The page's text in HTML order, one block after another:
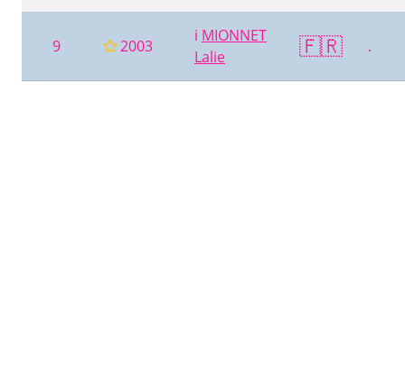
9 2003
ℹ️ MIONNET
Lalie
🇫🇷 .